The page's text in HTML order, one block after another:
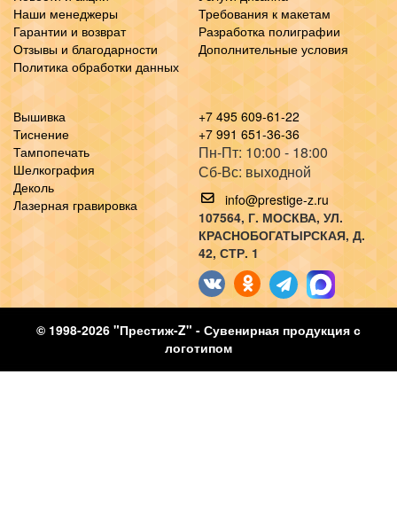
Наши менеджеры
Гарантии и возврат
Отзывы и благодарности
Политика обработки данных
Требования к макетам
Разработка полиграфии
Дополнительные условия
Вышивка
Тиснение
Тампопечать
Шелкография
Деколь
Лазерная гравировка
+7 495 609-61-22
+7 991 651-36-36
Пн-Пт: 10:00 - 18:00
Сб-Вс: выходной
info@prestige-z.ru
107564, Г. МОСКВА, УЛ.
КРАСНОБОГАТЫРСКАЯ, Д.
42, СТР. 1
© 1998-2026 "Престиж-Z" - Сувенирная продукция с
логотипом